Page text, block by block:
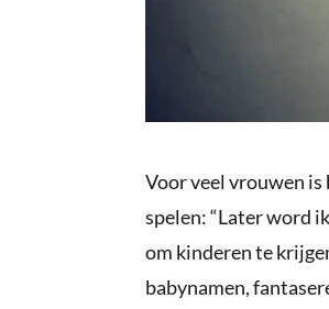
Voor veel vrouwen is
spelen: “Later word
om kinderen te
babynamen,